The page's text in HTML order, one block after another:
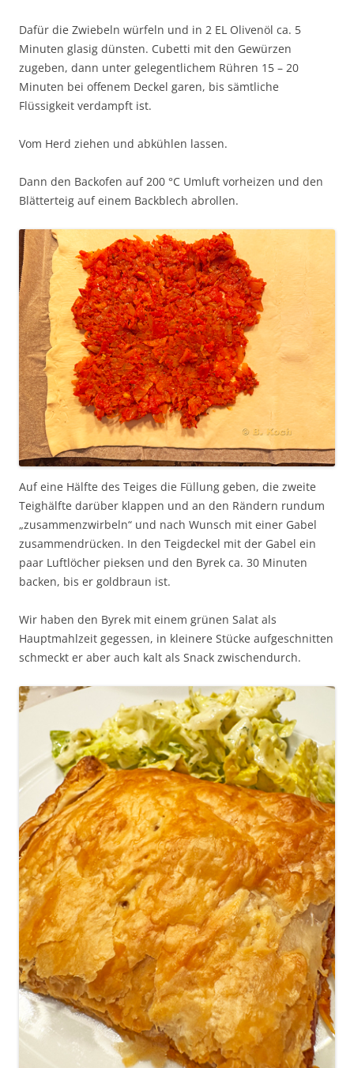
Dafür die Zwiebeln würfeln und in 2 EL Olivenöl ca. 5
Minuten glasig dünsten. Cubetti mit den Gewürzen
zugeben, dann unter gelegentlichem Rühren 15 – 20
Minuten bei offenem Deckel garen, bis sämtliche
Flüssigkeit verdampft ist.
Vom Herd ziehen und abkühlen lassen.
Dann den Backofen auf 200 °C Umluft vorheizen und den
Blätterteig auf einem Backblech abrollen.
Auf eine Hälfte des Teiges die Füllung geben, die zweite
Teighälfte darüber klappen und an den Rändern rundum
„zusammenzwirbeln“ und nach Wunsch mit einer Gabel
zusammendrücken. In den Teigdeckel mit der Gabel ein
paar Luftlöcher pieksen und den Byrek ca. 30 Minuten
backen, bis er goldbraun ist.
Wir haben den Byrek mit einem grünen Salat als
Hauptmahlzeit gegessen, in kleinere Stücke aufgeschnitten
schmeckt er aber auch kalt als Snack zwischendurch.